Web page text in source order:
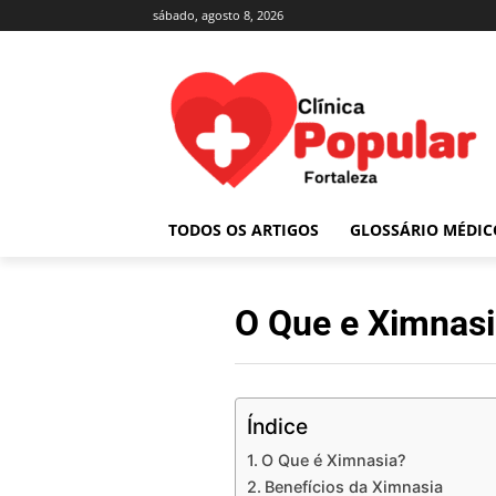
sábado, agosto 8, 2026
TODOS OS ARTIGOS GLOSSÁRIO
O Que e
Índice
O Que é Ximnasia?
Benefícios da Ximnasia